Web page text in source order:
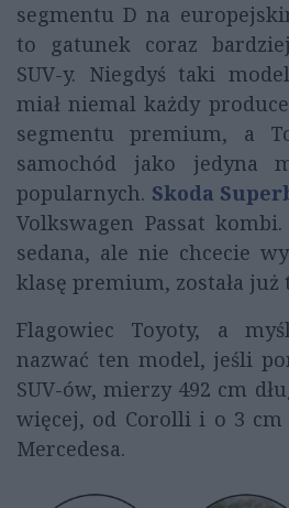
segmentu D na
to gatunek coraz
SUV-y. Niegdyś taki
miał niemal każdy
segmentu premium, a
samochód jako jedyna
popularnych. Skoda
Volkswagen Passat
sedana, ale nie chcecie
klasę premium, została już
Flagowiec Toyoty, a
nazwać ten model, jeśli
SUV-ów, mierzy 492 cm
więcej, od Corolli i o 3
Mercedesa.